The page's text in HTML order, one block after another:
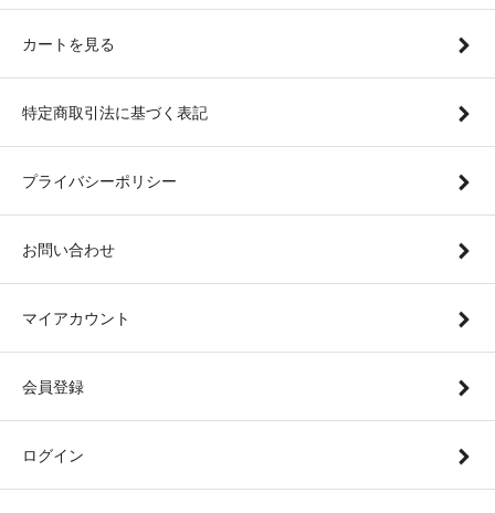
カートを見る
特定商取引法に基づく表記
プライバシーポリシー
お問い合わせ
マイアカウント
会員登録
ログイン